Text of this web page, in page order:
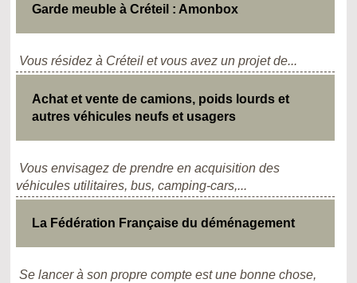
Garde meuble à Créteil : Amonbox
Vous résidez à Créteil et vous avez un projet de...
Achat et vente de camions, poids lourds et
autres véhicules neufs et usagers
Vous envisagez de prendre en acquisition des
véhicules utilitaires, bus, camping-cars,...
La Fédération Française du déménagement
Se lancer à son propre compte est une bonne chose,